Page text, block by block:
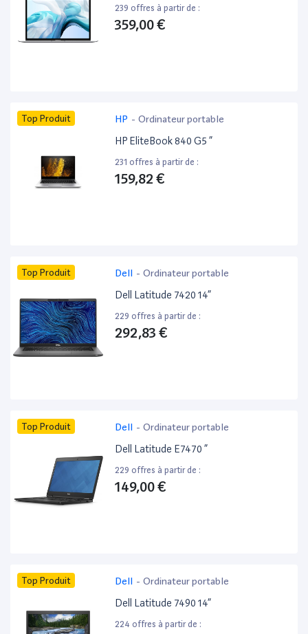
239 offres à partir de :
359,00 €
Top Produit HP - Ordinateur portable
HP EliteBook 840 G5 ”
231 offres à partir de :
159,82 €
Top Produit Dell - Ordinateur portable
Dell Latitude 7420 14”
229 offres à partir de :
292,83 €
Top Produit Dell - Ordinateur portable
Dell Latitude E7470 ”
229 offres à partir de :
149,00 €
Top Produit Dell - Ordinateur portable
Dell Latitude 7490 14”
224 offres à partir de :